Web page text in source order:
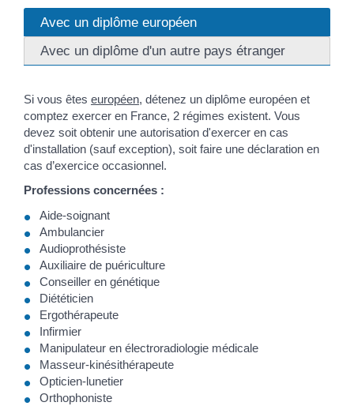
Avec un diplôme européen
Avec un diplôme d'un autre pays étranger
Si vous êtes européen, détenez un diplôme européen et
comptez exercer en France, 2 régimes existent. Vous
devez soit obtenir une autorisation d'exercer en cas
d'installation (sauf exception), soit faire une déclaration en
cas d’exercice occasionnel.
Professions concernées :
Aide-soignant
Ambulancier
Audioprothésiste
Auxiliaire de puériculture
Conseiller en génétique
Diététicien
Ergothérapeute
Infirmier
Manipulateur en électroradiologie médicale
Masseur-kinésithérapeute
Opticien-lunetier
Orthophoniste